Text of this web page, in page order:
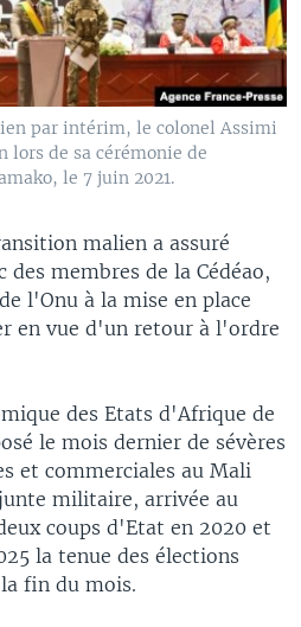
par intérim, le colonel Assimi
lors de sa cérémonie de
le 7 juin 2021.
malien a assuré
membres de la Cédéao,
l'Onu à la mise en place
en vue d'un retour à l'ordre
des Etats d'Afrique de
le mois dernier de sévères
et commerciales au Mali
militaire, arrivée au
coups d'Etat en 2020 et
la tenue des élections
fin du mois.